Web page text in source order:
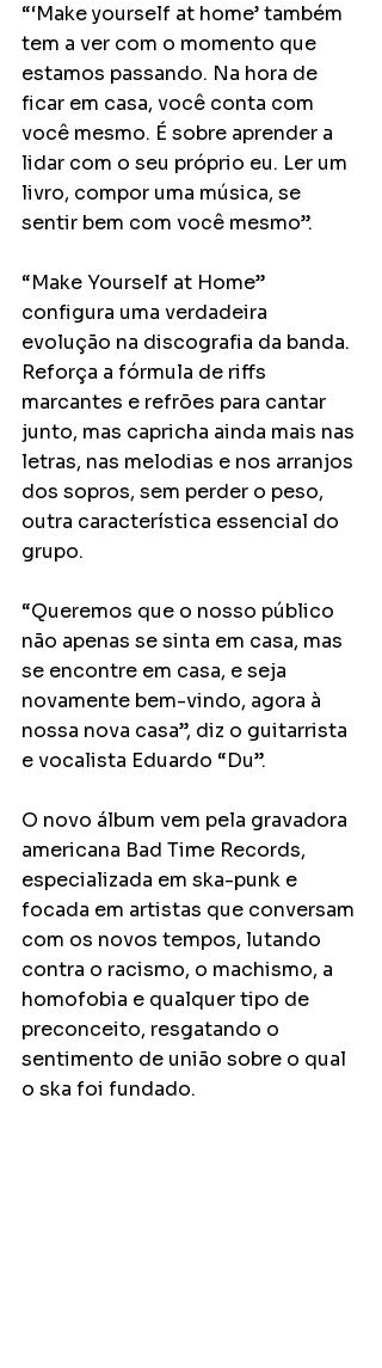
“‘Make yourself at home’ também
tem a ver com o momento que
estamos passando. Na hora de
ficar em casa, você conta com
você mesmo. É sobre aprender a
lidar com o seu próprio eu. Ler um
livro, compor uma música, se
sentir bem com você mesmo”.
“Make Yourself at Home”
configura uma verdadeira
evolução na discografia da banda.
Reforça a fórmula de riffs
marcantes e refrões para cantar
junto, mas capricha ainda mais nas
letras, nas melodias e nos arranjos
dos sopros, sem perder o peso,
outra característica essencial do
grupo.
“Queremos que o nosso público
não apenas se sinta em casa, mas
se encontre em casa, e seja
novamente bem-vindo, agora à
nossa nova casa”, diz o guitarrista
e vocalista Eduardo “Du”.
O novo álbum vem pela gravadora
americana Bad Time Records,
especializada em ska-punk e
focada em artistas que conversam
com os novos tempos, lutando
contra o racismo, o machismo, a
homofobia e qualquer tipo de
preconceito, resgatando o
sentimento de união sobre o qual
o ska foi fundado.